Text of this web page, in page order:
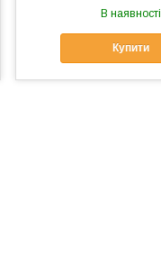
В наявності
Купити